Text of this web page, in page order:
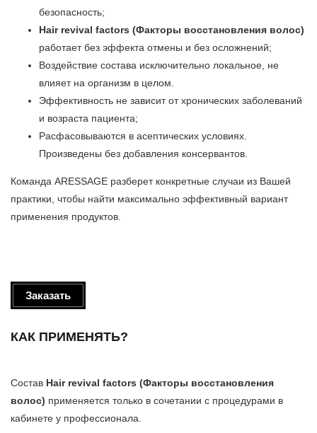
безопасность;
Hair revival factors (Факторы восстановления волос)
работает без эффекта отмены и без осложнений;
Воздействие состава исключительно локальное, не
влияет на организм в целом.
Эффективность не зависит от хронических заболеваний
и возраста пациента;
Расфасовываются в асептических условиях.
Произведены без добавления консервантов.
Команда ARESSAGE разберет конкретные случаи из Вашей
практики, чтобы найти максимально эффективный вариант
применения продуктов.
Заказать
КАК ПРИМЕНЯТЬ?
Состав Hair revival factors (Факторы восстановления
волос) применяется только в сочетании с процедурами в
кабинете у профессионала.